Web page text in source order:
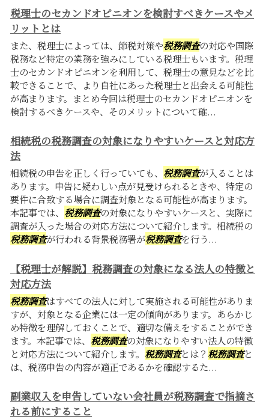
税理士のセカンドオピニオンを検討すべきケースやメ
リットとは
また、税理士によっては、節税対策や税務調査の対応や国際
税務など特定の業務を強みにしている税理士もいます。税理
士のセカンドオピニオンを利用して、税理士の意見などを比
較できることで、より自社にあった税理士と出会える可能性
が高まります。まとめ今回は税理士のセカンドオピニオンを
検討するべきケースや、そのメリットについて確...
相続税の税務調査の対象になりやすいケースと対応方
法
相続税の申告を正しく行っていても、 税務調査が入ることは
あります。申告に疑わしい点が見受けられるときや、特定の
要件に合致する場合に調査対象となる可能性が高まります。
本記事では、 税務調査の対象になりやすいケースと、実際に
調査が入った場合の対応方法について紹介します。相続税の
税務調査が行われる背景税務署が税務調査を行う...
【税理士が解説】税務調査の対象になる法人の特徴と
対応方法
税務調査はすべての法人に対して実施される可能性がありま
すが、対象となる企業には一定の傾向があります。あらかじ
め特徴を理解しておくことで、適切な備えをすることができ
ます。本記事では、 税務調査の対象になりやすい法人の特徴
と対応方法について紹介します。 税務調査とは？税務調査と
は、税務申告の内容が適正であるかを確認するた...
副業収入を申告していない会社員が税務調査で指摘さ
れる前にすること